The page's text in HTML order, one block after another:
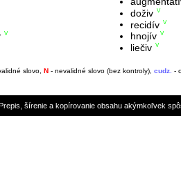
V
doživ V
recidív V
hnojív V
liečiv V
slovo, N - nevalidné slovo (bez kontroly), cudz. -
šírenie a kopírovanie obsahu akýmkoľvek